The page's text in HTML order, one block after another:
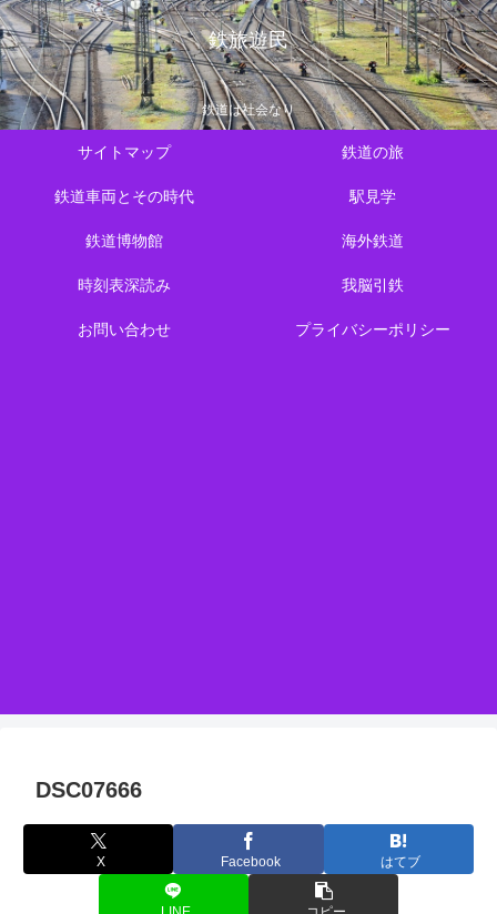
鉄旅遊民
鉄道は社会なり
サイトマップ 鉄道の旅
鉄道車両とその時代 駅見学
鉄道博物館 海外鉄道
時刻表深読み 我脳引鉄
お問い合わせ プライバシーポリシー
DSC07666
X Facebook はてブ